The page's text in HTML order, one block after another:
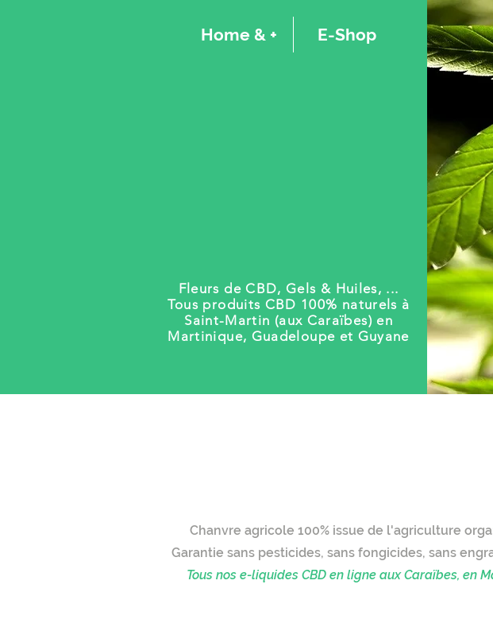
Home & + E-Shop
Fleurs de CBD, Gels & Huiles, ...
Tous produits CBD 100% naturels à
Saint-Martin (aux Caraïbes) en
Martinique, Guadeloupe et Guyane
Chanvre agricole 100% issue de l'agriculture
Garantie sans pesticides, sans fongicides, sans
Tous nos e-liquides CBD en ligne aux Caraïbes, en